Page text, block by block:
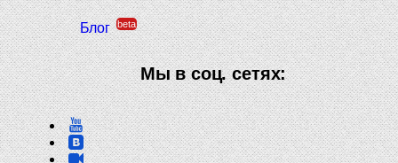
Блог beta
Мы в соц. сетях: